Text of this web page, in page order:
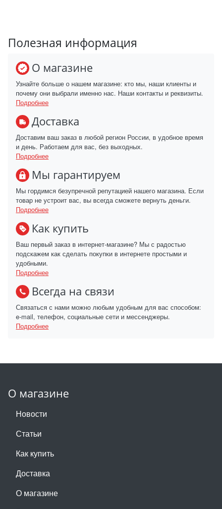
Полезная информация
О магазине
Узнайте больше о нашем магазине: кто мы, наши клиенты и
почему они выбрали именно нас. Наши контакты и реквизиты.
Подробнее
Доставка
Доставим ваш заказ в любой регион России, в удобное время
и день. Работаем для вас, без выходных.
Подробнее
Мы гарантируем
Мы гордимся безупречной репутацией нашего магазина. Если
товар не устроит вас, вы всегда сможете вернуть деньги.
Подробнее
Как купить
Ваш первый заказ в интернет-магазине? Мы с радостью
подскажем как сделать покупки в интернете простыми и
удобными.
Подробнее
Всегда на связи
Связаться с нами можно любым удобным для вас способом:
e-mail, телефон, социальные сети и мессенджеры.
Подробнее
О магазине
Новости
Статьи
Как купить
Доставка
О магазине